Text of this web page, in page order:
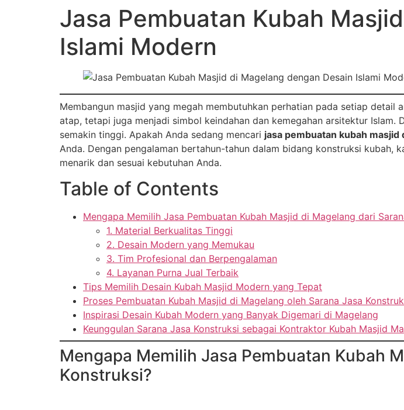
Jasa Pembuatan Kubah
Islami Modern
Membangun masjid yang megah membutuhkan perhatian pada setiap detail
atap, tetapi juga menjadi simbol keindahan dan kemegahan arsitektur
semakin tinggi. Apakah Anda sedang mencari jasa pembuatan kubah masjid
Anda. Dengan pengalaman bertahun-tahun dalam bidang konstruksi kubah,
menarik dan sesuai kebutuhan Anda.
Table of Contents
Mengapa Memilih Jasa Pembuatan Kubah Masjid di Magelang dari
1. Material Berkualitas Tinggi
2. Desain Modern yang Memukau
3. Tim Profesional dan Berpengalaman
4. Layanan Purna Jual Terbaik
Tips Memilih Desain Kubah Masjid Modern yang Tepat
Proses Pembuatan Kubah Masjid di Magelang oleh Sarana Jasa
Inspirasi Desain Kubah Modern yang Banyak Digemari di Magelang
Keunggulan Sarana Jasa Konstruksi sebagai Kontraktor Kubah Masjid
Mengapa Memilih Jasa Pembuatan Kubah
Konstruksi?